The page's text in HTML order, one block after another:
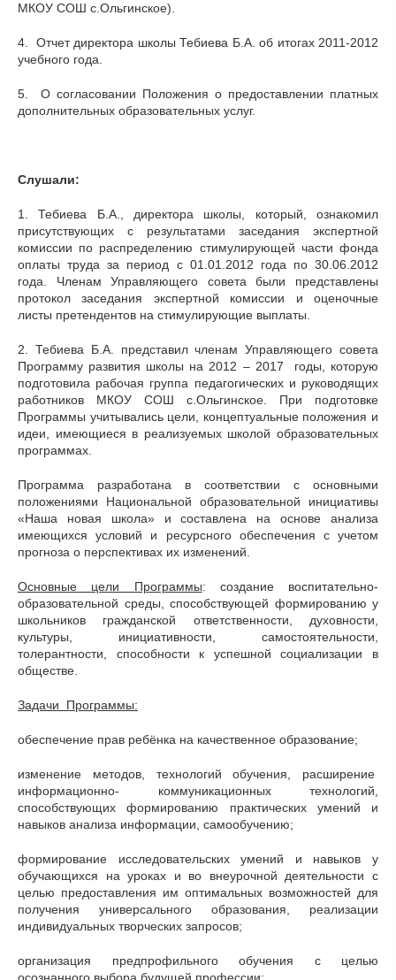
МКОУ СОШ с.Ольгинское).
4. Отчет директора школы Тебиева Б.А. об итогах 2011-2012
учебного года.
5. О согласовании Положения о предоставлении платных
дополнительных образовательных услуг.
Слушали:
1. Тебиева Б.А., директора школы, который, ознакомил
присутствующих с результатами заседания экспертной
комиссии по распределению стимулирующей части фонда
оплаты труда за период с 01.01.2012 года по 30.06.2012
года. Членам Управляющего совета были представлены
протокол заседания экспертной комиссии и оценочные
листы претендентов на стимулирующие выплаты.
2. Тебиева Б.А. представил членам Управляющего совета
Программу развития школы на 2012 – 2017 годы, которую
подготовила рабочая группа педагогических и руководящих
работников МКОУ СОШ с.Ольгинское. При подготовке
Программы учитывались цели, концептуальные положения и
идеи, имеющиеся в реализуемых школой образовательных
программах.
Программа разработана в соответствии с основными
положениями Национальной образовательной инициативы
«Наша новая школа» и составлена на основе анализа
имеющихся условий и ресурсного обеспечения с учетом
прогноза о перспективах их изменений.
Основные цели Программы: создание воспитательно-
образовательной среды, способствующей формированию у
школьников гражданской ответственности, духовности,
культуры, инициативности, самостоятельности,
толерантности, способности к успешной социализации в
обществе.
Задачи Программы:
обеспечение прав ребёнка на качественное образование;
изменение методов, технологий обучения, расширение
информационно- коммуникационных технологий,
способствующих формированию практических умений и
навыков анализа информации, самообучению;
формирование исследовательских умений и навыков у
обучающихся на уроках и во внеурочной деятельности с
целью предоставления им оптимальных возможностей для
получения универсального образования, реализации
индивидуальных творческих запросов;
организация предпрофильного обучения с целью